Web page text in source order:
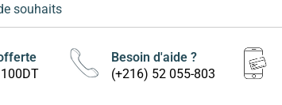
souhaits
Besoin d'aide ?
(+216) 52 055-803